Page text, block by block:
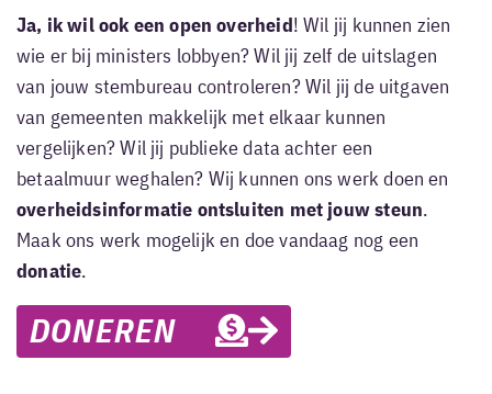
Ja, ik wil ook een open overheid ! Wil jij kunnen zien
wie er bij ministers lobbyen? Wil jij zelf de uitslagen
van jouw stembureau controleren? Wil jij de uitgaven
van gemeenten makkelijk met elkaar kunnen
vergelijken? Wil jij publieke data achter een
betaalmuur weghalen? Wij kunnen ons werk doen en
overheidsinformatie ontsluiten met jouw steun.
Maak ons werk mogelijk en doe vandaag nog een
donatie.
DONEREN